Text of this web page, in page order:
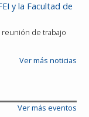
y la Facultad de
reunión de trabajo
Ver más noticias
Ver más eventos